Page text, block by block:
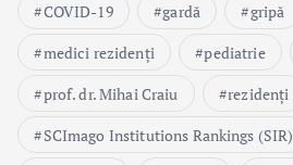
COVID-19 gardă gripă
medici rezidenți
pediatrie
prof. dr. Mihai Craiu
rezidenți
SCImago Institutions Rankings (SIR)